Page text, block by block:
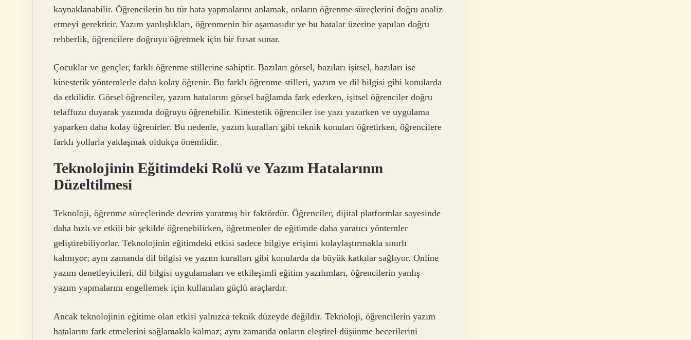
kaynaklanabilir. Öğrencilerin bu tür hata yapmalarını anlamak, onların öğrenme süreçlerini doğru analiz
etmeyi gerektirir. Yazım yanlışlıkları, öğrenmenin bir aşamasıdır ve bu hatalar üzerine yapılan doğru
rehberlik, öğrencilere doğruyu öğretmek için bir fırsat sunar.
Çocuklar ve gençler, farklı öğrenme stillerine sahiptir. Bazıları görsel, bazıları işitsel, bazıları ise
kinestetik yöntemlerle daha kolay öğrenir. Bu farklı öğrenme stilleri, yazım ve dil bilgisi gibi konularda
da etkilidir. Görsel öğrenciler, yazım hatalarını görsel bağlamda fark ederken, işitsel öğrenciler doğru
telaffuzu duyarak yazımda doğruyu öğrenebilir. Kinestetik öğrenciler ise yazı yazarken ve uygulama
yaparken daha kolay öğrenirler. Bu nedenle, yazım kuralları gibi teknik konuları öğretirken, öğrencilere
farklı yollarla yaklaşmak oldukça önemlidir.
Teknolojinin Eğitimdeki Rolü ve Yazım Hatalarının
Düzeltilmesi
Teknoloji, öğrenme süreçlerinde devrim yaratmış bir faktördür. Öğrenciler, dijital platformlar sayesinde
daha hızlı ve etkili bir şekilde öğrenebilirken, öğretmenler de eğitimde daha yaratıcı yöntemler
geliştirebiliyorlar. Teknolojinin eğitimdeki etkisi sadece bilgiye erişimi kolaylaştırmakla sınırlı
kalmıyor; aynı zamanda dil bilgisi ve yazım kuralları gibi konularda da büyük katkılar sağlıyor. Online
yazım denetleyicileri, dil bilgisi uygulamaları ve etkileşimli eğitim yazılımları, öğrencilerin yanlış
yazım yapmalarını engellemek için kullanılan güçlü araçlardır.
Ancak teknolojinin eğitime olan etkisi yalnızca teknik düzeyde değildir. Teknoloji, öğrencilerin yazım
hatalarını fark etmelerini sağlamakla kalmaz; aynı zamanda onların eleştirel düşünme becerilerini